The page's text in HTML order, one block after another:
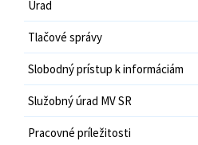
Úrad
Tlačové správy
Slobodný prístup k informáciám
Služobný úrad MV SR
Pracovné príležitosti